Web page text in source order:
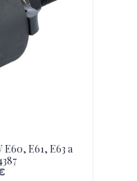
E61, E63 a